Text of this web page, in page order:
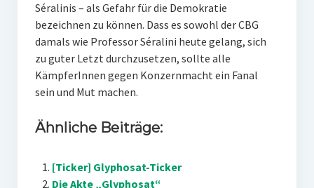
Séralinis – als Gefahr für die Demokratie
bezeichnen zu können. Dass es sowohl der CBG
damals wie Professor Séralini heute gelang, sich
zu guter Letzt durchzusetzen, sollte alle
KämpferInnen gegen Konzernmacht ein Fanal
sein und Mut machen.
Ähnliche Beiträge:
[Ticker] Glyphosat-Ticker
Die Akte „Glyphosat“